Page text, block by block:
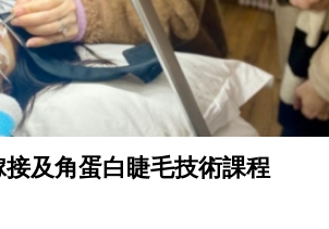
接及角蛋白睫毛技術課程